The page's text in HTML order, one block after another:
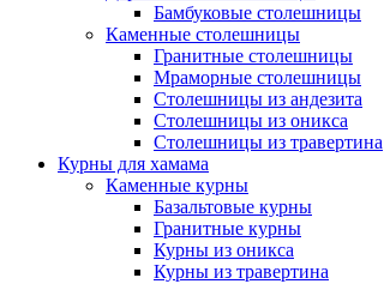
Бамбуковые столешницы
Каменные столешницы
Гранитные столешницы
Мраморные столешницы
Столешницы из андезита
Столешницы из оникса
Столешницы из травертина
Курны для хамама
Каменные курны
Базальтовые курны
Гранитные курны
Курны из оникса
Курны из травертина